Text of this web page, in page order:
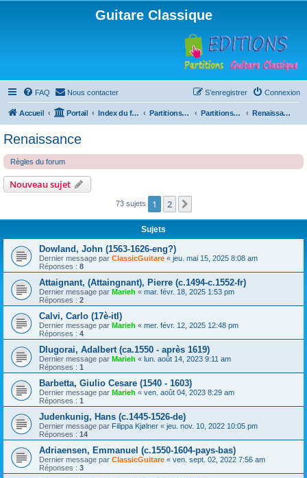
Guitare Classique
FAQ Nous contacter Connexion
S’enregistrer
Accueil Portail Index du forum Partitions pour guitare en libre téléchargement Partitions classées par compositeur Renaissance
Renaissance
Règles du forum
Nouveau sujet
73 sujets 1 2
Sujets
Dowland, John (1563-1626-eng?)
Dernier message par ClassicGuitare « jeu. mai 15, 2025 8:08 am
Réponses : 8
Attaignant, (Attaingnant), Pierre (c.1494-c.1552-fr)
Dernier message par Marieh « mar. févr. 18, 2025 1:53 pm
Réponses : 2
Calvi, Carlo (17è-itl)
Dernier message par Marieh « mer. févr. 12, 2025 12:48 pm
Réponses : 4
Dlugorai, Adalbert (ca.1550 - après 1619)
Dernier message par Marieh « lun. août 14, 2023 9:11 am
Réponses : 1
Barbetta, Giulio Cesare (1540 - 1603)
Dernier message par Marieh « ven. août 04, 2023 8:29 am
Réponses : 1
Judenkunig, Hans (c.1445-1526-de)
Dernier message par Filippa Kjølner « jeu. nov. 10, 2022 10:05 pm
Réponses : 14
Adriaensen, Emmanuel (c.1550-1604-pays-bas)
Dernier message par ClassicGuitare « ven. sept. 02, 2022 7:56 am
Réponses : 3